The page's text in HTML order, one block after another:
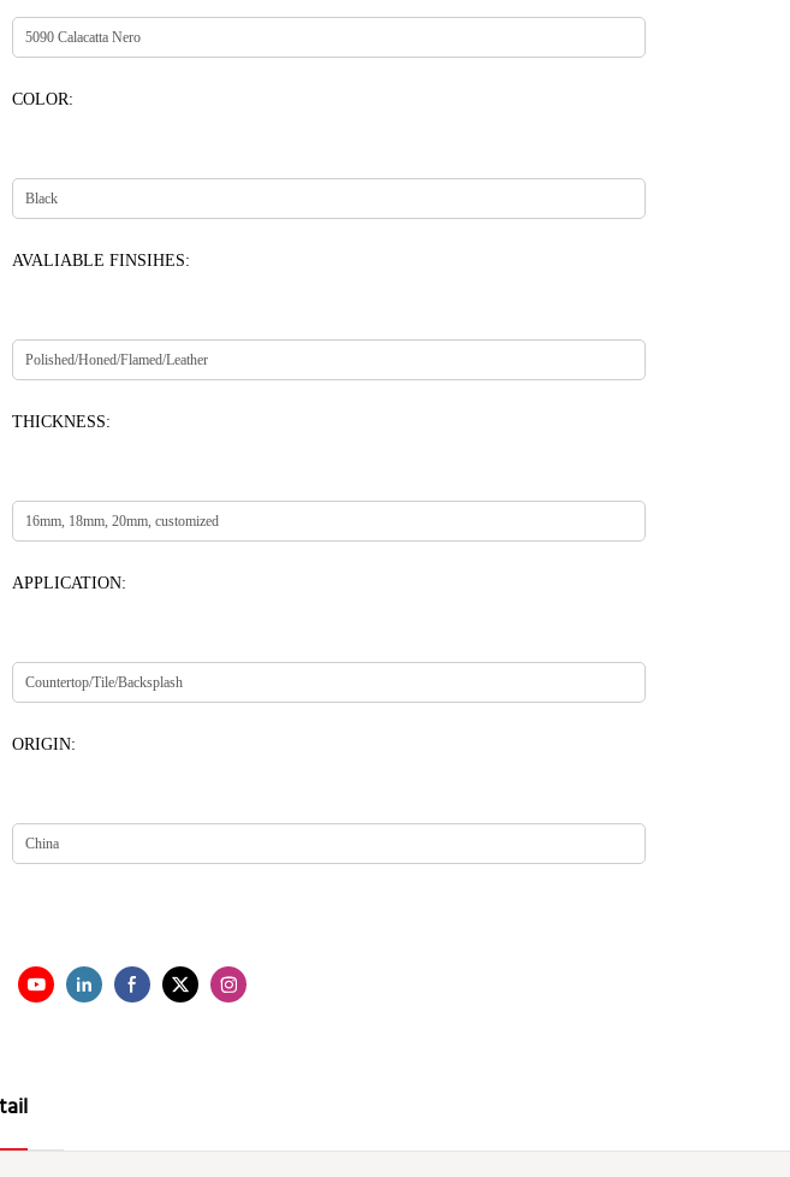
COLOR:
AVALIABLE FINSIHES:
THICKNESS:
APPLICATION:
ORIGIN: